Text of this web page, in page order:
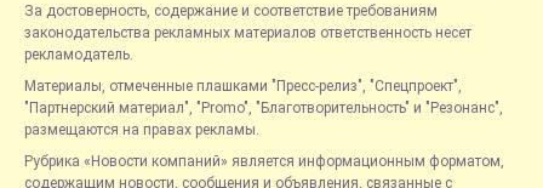
За достоверность, содержание и соответствие требованиям
законодательства рекламных материалов ответственность несет
рекламодатель.
Материалы, отмеченные плашками "Пресс-релиз", "Спецпроект",
"Партнерский материал", "Promo", "Благотворительность" и "Резонанс",
размещаются на правах рекламы.
Рубрика «Новости компаний» является информационным форматом,
содержащим новости, сообщения и объявления, связанные с